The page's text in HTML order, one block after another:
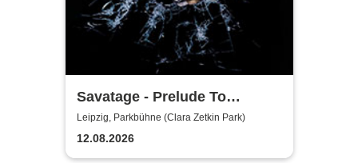
Savatage - Prelude To
Madness - Summer Tour 2026
Leipzig, Parkbühne (Clara Zetkin Park)
12.08.2026